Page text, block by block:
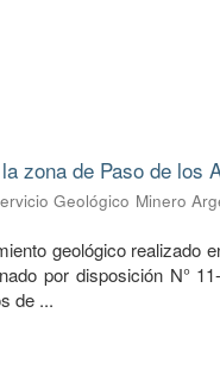
zona de Paso de los
Geológico Minero
geológico realizado
por disposición N°
de ...